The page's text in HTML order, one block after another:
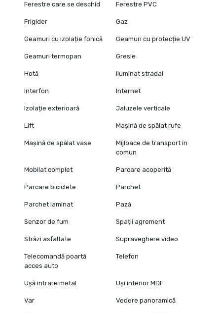
Ferestre care se deschid Ferestre PVC
Frigider Gaz
Geamuri cu izolație fonică Geamuri cu protecție UV
Geamuri termopan Gresie
Hotă Iluminat stradal
Interfon Internet
Izolație exterioară Jaluzele verticale
Lift Mașină de spălat rufe
Mașină de spălat vase
Mijloace de transport în
comun
Mobilat complet Parcare acoperită
Parcare biciclete Parchet
Parchet laminat Pază
Senzor de fum Spații agrement
Străzi asfaltate Supraveghere video
Telecomandă poartă
acces auto
Telefon
Ușă intrare metal Uși interior MDF
Var Vedere panoramică